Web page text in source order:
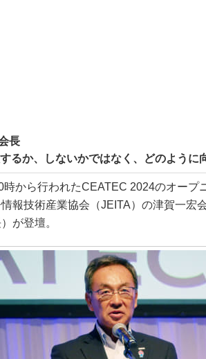
長
するか、しないかではなく、どのように
から行われたCEATEC 2024のオープ
報技術産業協会（JEITA）の津賀一宏
が登壇。